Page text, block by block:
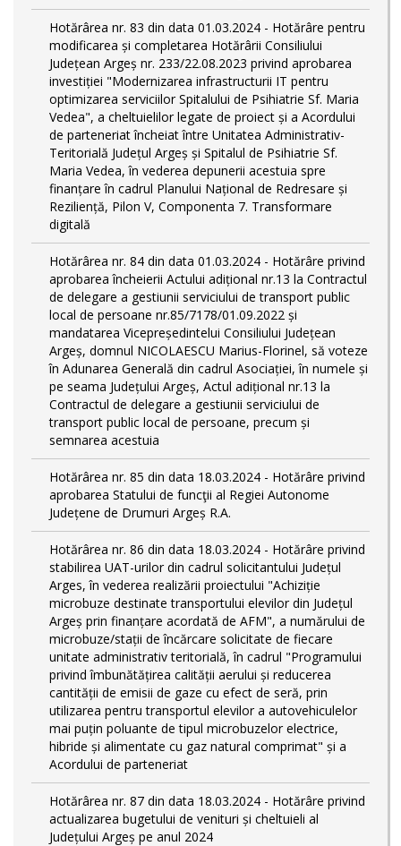
Hotărârea nr. 83 din data 01.03.2024 - Hotărâre pentru
modificarea și completarea Hotărârii Consiliului
Județean Argeș nr. 233/22.08.2023 privind aprobarea
investiției "Modernizarea infrastructurii IT pentru
optimizarea serviciilor Spitalului de Psihiatrie Sf. Maria
Vedea", a cheltuielilor legate de proiect și a Acordului
de parteneriat încheiat între Unitatea Administrativ-
Teritorială Județul Argeș și Spitalul de Psihiatrie Sf.
Maria Vedea, în vederea depunerii acestuia spre
finanțare în cadrul Planului Național de Redresare și
Reziliență, Pilon V, Componenta 7. Transformare
digitală
Hotărârea nr. 84 din data 01.03.2024 - Hotărâre privind
aprobarea încheierii Actului adițional nr.13 la Contractul
de delegare a gestiunii serviciului de transport public
local de persoane nr.85/7178/01.09.2022 și
mandatarea Vicepreședintelui Consiliului Județean
Argeș, domnul NICOLAESCU Marius-Florinel, să voteze
în Adunarea Generală din cadrul Asociației, în numele și
pe seama Județului Argeș, Actul adițional nr.13 la
Contractul de delegare a gestiunii serviciului de
transport public local de persoane, precum și
semnarea acestuia
Hotărârea nr. 85 din data 18.03.2024 - Hotărâre privind
aprobarea Statului de funcţii al Regiei Autonome
Județene de Drumuri Argeș R.A.
Hotărârea nr. 86 din data 18.03.2024 - Hotărâre privind
stabilirea UAT-urilor din cadrul solicitantului Județul
Arges, în vederea realizării proiectului "Achiziție
microbuze destinate transportului elevilor din Județul
Argeș prin finanțare acordată de AFM", a numărului de
microbuze/stații de încărcare solicitate de fiecare
unitate administrativ teritorială, în cadrul "Programului
privind îmbunătățirea calității aerului și reducerea
cantității de emisii de gaze cu efect de seră, prin
utilizarea pentru transportul elevilor a autovehiculelor
mai puțin poluante de tipul microbuzelor electrice,
hibride și alimentate cu gaz natural comprimat" și a
Acordului de parteneriat
Hotărârea nr. 87 din data 18.03.2024 - Hotărâre privind
actualizarea bugetului de venituri și cheltuieli al
Județului Argeș pe anul 2024